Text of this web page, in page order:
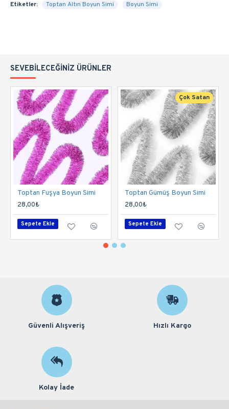
Etiketler: Toptan Altın Boyun Simi Boyun Simi
SEVEBILECEĞINIZ ÜRÜNLER
Toptan Fuşya Boyun Simi
28,00₺
Sepete Ekle
Çok Satan
Toptan Gümüş Boyun Simi
28,00₺
Sepete Ekle
Güvenli Alışveriş Hızlı Kargo
Kolay İade